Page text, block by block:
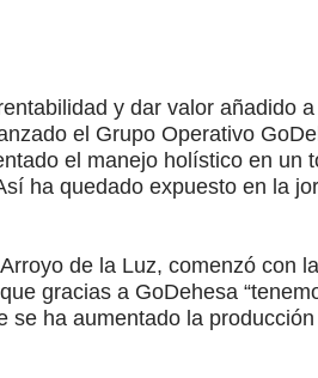
y dar valor añadido
el Grupo Operativo
el manejo holístico en un
ha quedado expuesto en la
de la Luz, comenzó con
gracias a GoDehesa
se ha aumentado la